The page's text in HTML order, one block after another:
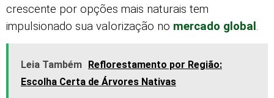
crescente por opções mais naturais tem
impulsionado sua valorização no mercado global .
Leia Também
Reflorestamento por Região:
Escolha Certa de Árvores Nativas